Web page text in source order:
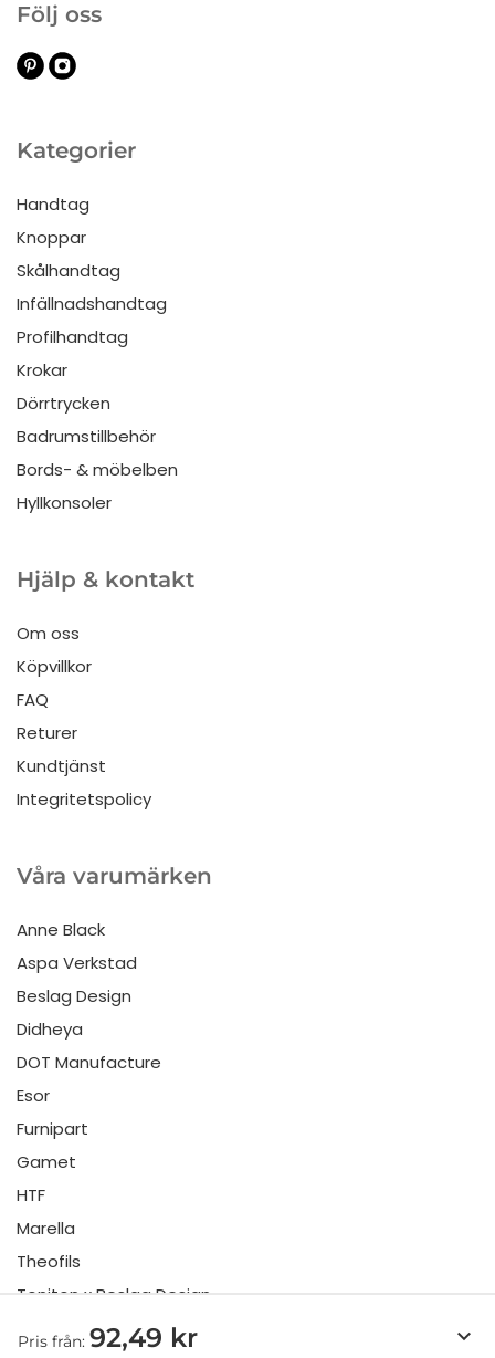
Pris från: 92,49 kr keyboard_arrow_down
Kategorier
Handtag
Knoppar
Skålhandtag
Infällnadshandtag
Profilhandtag
Krokar
Dörrtrycken
Badrumstillbehör
Bords- & möbelben
Hyllkonsoler
Hjälp & kontakt
Om oss
Köpvillkor
FAQ
Returer
Kundtjänst
Integritetspolicy
Våra varumärken
Anne Black
Aspa Verkstad
Beslag Design
Didheya
DOT Manufacture
Esor
Furnipart
Gamet
HTF
Marella
Theofils
Toniton x Beslag Design
Twentytwo
Följ oss